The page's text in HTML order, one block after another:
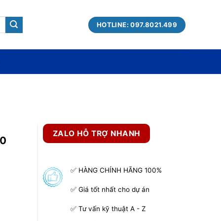
HOTLINE: 097.8021.499
ZALO HỖ TRỢ NHANH
✅ HÀNG CHÍNH HÃNG 100%
✅ Giá tốt nhất cho dự án
✅ Tư vấn kỹ thuật A - Z